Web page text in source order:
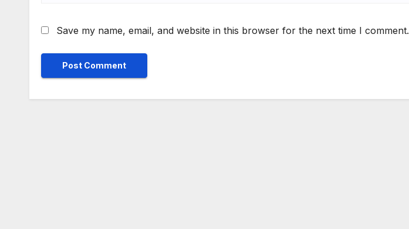
Save my name, email, and website in this browser for the next time I comment.